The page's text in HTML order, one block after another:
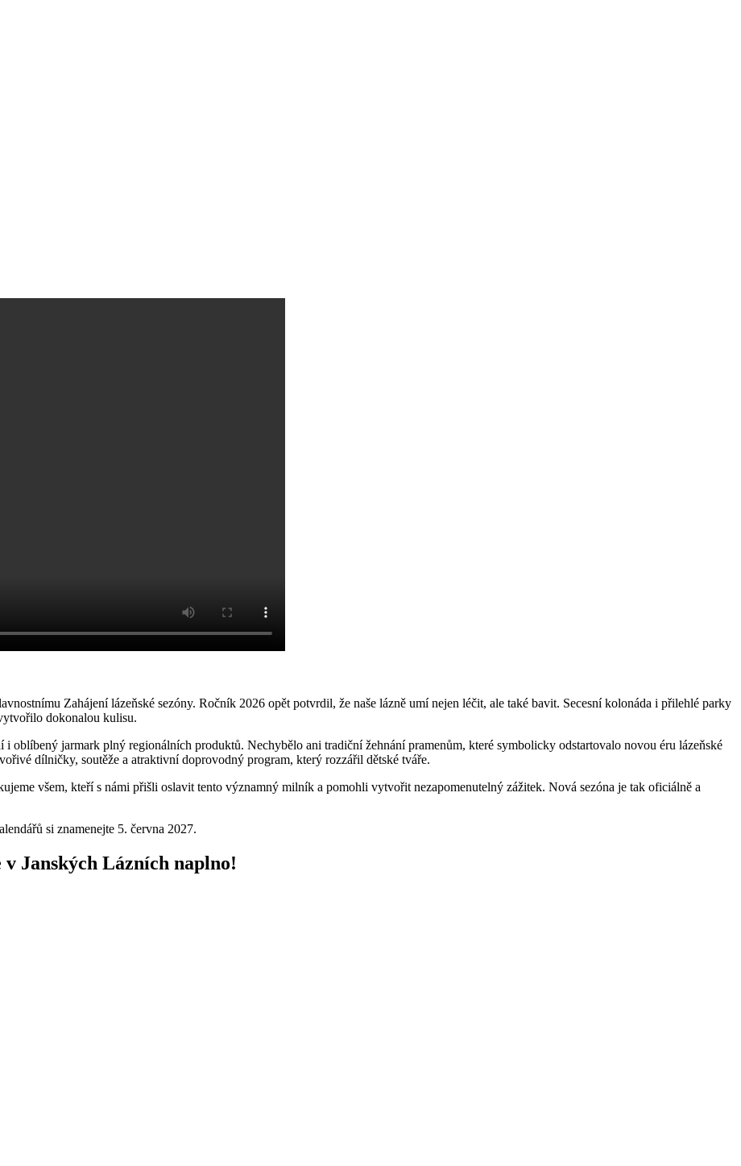
Zahájení lázeňské sezóny. Ročník 2026 opět potvrdil, že naše lázně umí nejen léčit, ale také bavit. Secesní kolonáda i přilehlé parky
dokonalou kulisu.
oblíbený jarmark plný regionálních produktů. Nechybělo ani tradiční žehnání pramenům, které symbolicky odstartovalo novou éru lázeňské
dílničky, soutěže a atraktivní doprovodný program, který rozzářil dětské tváře.
všem, kteří s námi přišli oslavit tento významný milník a pomohli vytvořit nezapomenutelný zážitek. Nová sezóna je tak oficiálně a
si znamenejte 5. června 2027.
Janských Lázních naplno!